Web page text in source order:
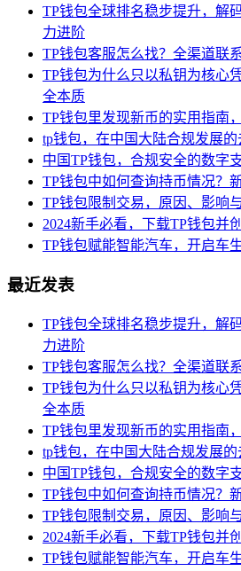
TP钱包全球排名稳步提升，解
力进阶
TP钱包客服怎么找？全渠道联
TP钱包为什么只以私钥为核心
全本质
TP钱包里发现新币的实用指南
tp钱包，在中国大陆合规发展
中国TP钱包，合规安全的数字
TP钱包中如何查询持币情况？
TP钱包限制交易，原因、影响
2024新手必看，下载TP钱包并
TP钱包赋能智能汽车，开启车
最近发表
TP钱包全球排名稳步提升，解
力进阶
TP钱包客服怎么找？全渠道联
TP钱包为什么只以私钥为核心
全本质
TP钱包里发现新币的实用指南
tp钱包，在中国大陆合规发展
中国TP钱包，合规安全的数字
TP钱包中如何查询持币情况？
TP钱包限制交易，原因、影响
2024新手必看，下载TP钱包并
TP钱包赋能智能汽车，开启车